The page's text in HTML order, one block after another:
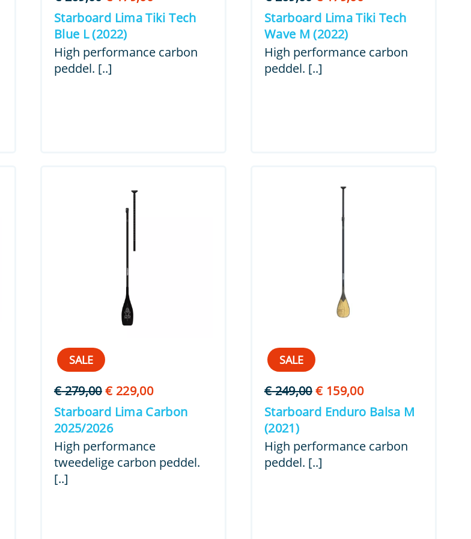
prijs
was:
€ 269,00.
prijs
€ 179,00.
Starboard Lima Tiki Tech
Blue L (2022)
High performance carbon
peddel. [..]
prijs
was:
€ 269,00.
prijs
€ 179,00.
Starboard Lima Tiki Tech
Wave M (2022)
High performance carbon
peddel. [..]
SALE
€279,00Oorspronkelijke
prijs
was:
€ 279,00.
€229,00Huidige
prijs
Starboard Lima Carbon
2025/2026
High performance
tweedelige carbon peddel.
[..]
SALE
€249,00Oorspronkelijke
prijs
€ 249,00.
€159,00Huidige
prijs
€ 159,00.
Starboard Enduro Balsa M
(2021)
High performance carbon
peddel. [..]